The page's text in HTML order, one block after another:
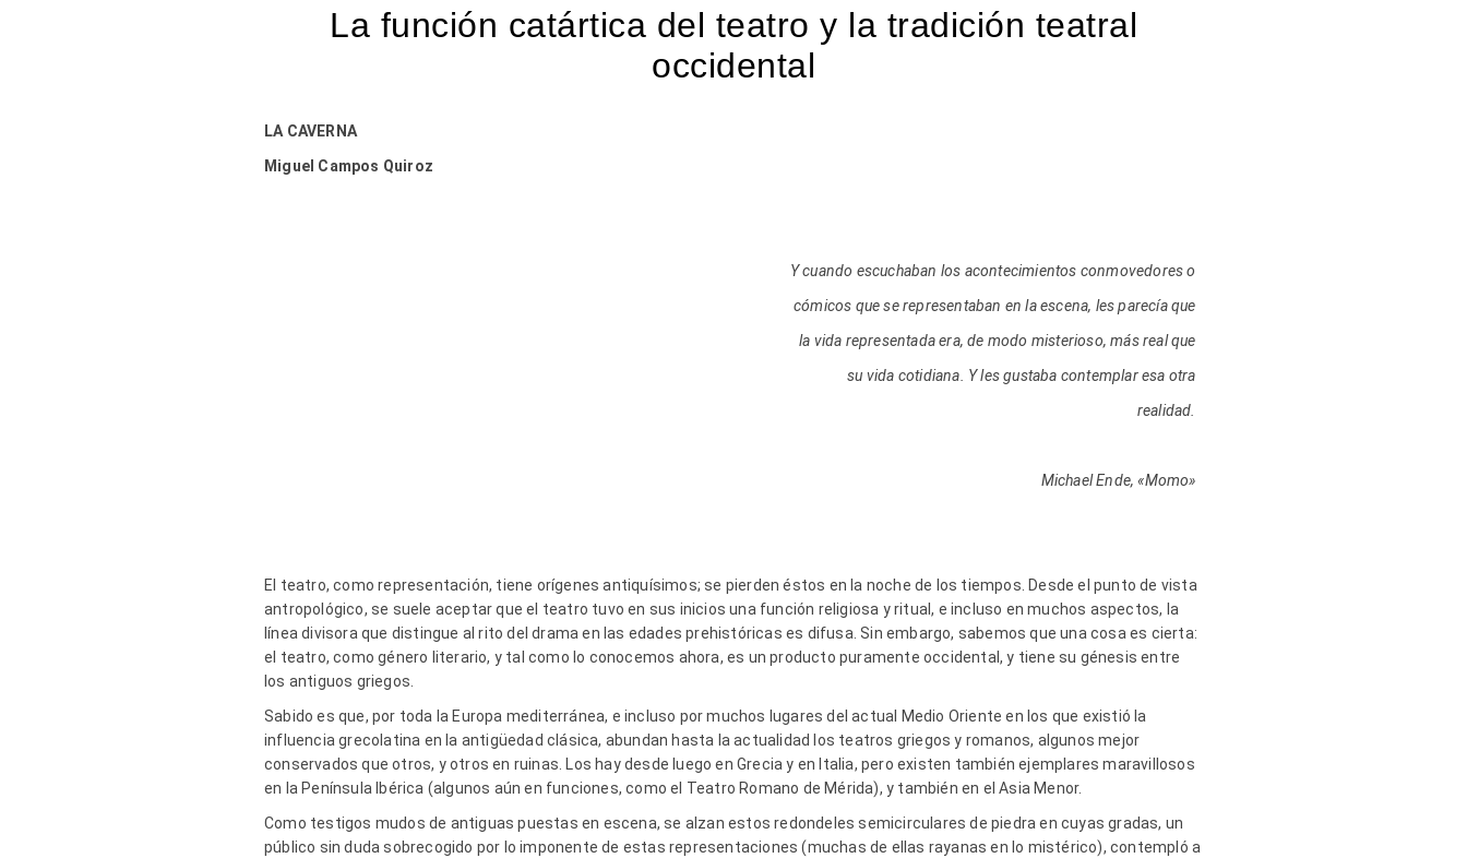
La función catártica del teatro y la tradición teatral
occidental
LA CAVERNA
Miguel Campos Quiroz
Y cuando escuchaban los acontecimientos conmovedores o
cómicos que se representaban en la escena, les parecía que
la vida representada era, de modo misterioso, más real que
su vida cotidiana. Y les gustaba contemplar esa otra
realidad.
Michael Ende, «Momo»
El teatro, como representación, tiene orígenes antiquísimos; se pierden éstos en la noche de los tiempos. Desde el punto de vista
antropológico, se suele aceptar que el teatro tuvo en sus inicios una función religiosa y ritual, e incluso en muchos aspectos, la
línea divisora que distingue al rito del drama en las edades prehistóricas es difusa. Sin embargo, sabemos que una cosa es cierta:
el teatro, como género literario, y tal como lo conocemos ahora, es un producto puramente occidental, y tiene su génesis entre
los antiguos griegos.
Sabido es que, por toda la Europa mediterránea, e incluso por muchos lugares del actual Medio Oriente en los que existió la
influencia grecolatina en la antigüedad clásica, abundan hasta la actualidad los teatros griegos y romanos, algunos mejor
conservados que otros, y otros en ruinas. Los hay desde luego en Grecia y en Italia, pero existen también ejemplares maravillosos
en la Península Ibérica (algunos aún en funciones, como el Teatro Romano de Mérida), y también en el Asia Menor.
Como testigos mudos de antiguas puestas en escena, se alzan estos redondeles semicirculares de piedra en cuyas gradas, un
público sin duda sobrecogido por lo imponente de estas representaciones (muchas de ellas rayanas en lo mistérico), contempló a